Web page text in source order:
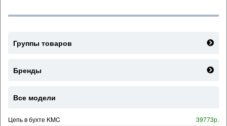
Группы товаров
Бренды
Все модели
Цепь в бухте KMC
39773р.